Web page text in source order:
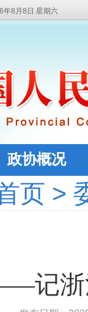
年8月8日 星期六
政协概况
页 >
记浙